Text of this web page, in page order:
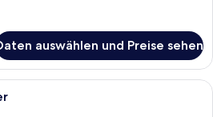
auswählen und Preise sehen
Ein Hotelzimmer mit zwei Betten,